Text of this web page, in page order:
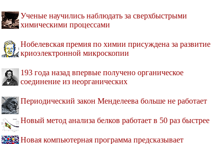
Ученые научились наблюдать за сверхбыстрыми
химическими процессами
Нобелевская премия по химии присуждена за развитие
криоэлектронной микроскопии
193 года назад впервые получено органическое
соединение из неорганических
Периодический закон Менделеева больше не работает
Новый метод анализа белков работает в 50 раз быстрее
Новая компьютерная программа предсказывает